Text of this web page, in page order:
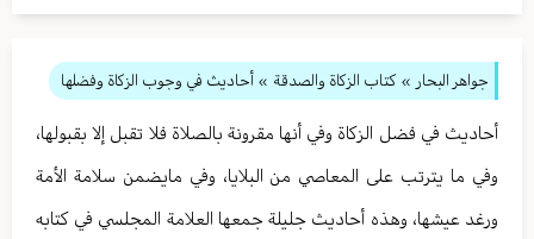
جواهر البحار » كتاب الزكاة والصدقة » أحاديث في وجوب الزكاة وفضلها
أحاديث في فضل الزكاة وفي أنها مقرونة بالصلاة فلا تقبل إلا بقبولها،
وفي ما يترتب على المعاصي من البلايا، وفي مايضمن سلامة الأمة
ورغد عيشها، وهذه أحاديث جليلة جمعها العلامة المجلسي في كتابه